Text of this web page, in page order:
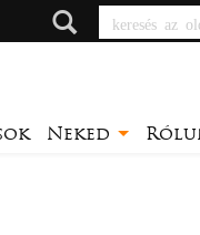
keresés
Neked